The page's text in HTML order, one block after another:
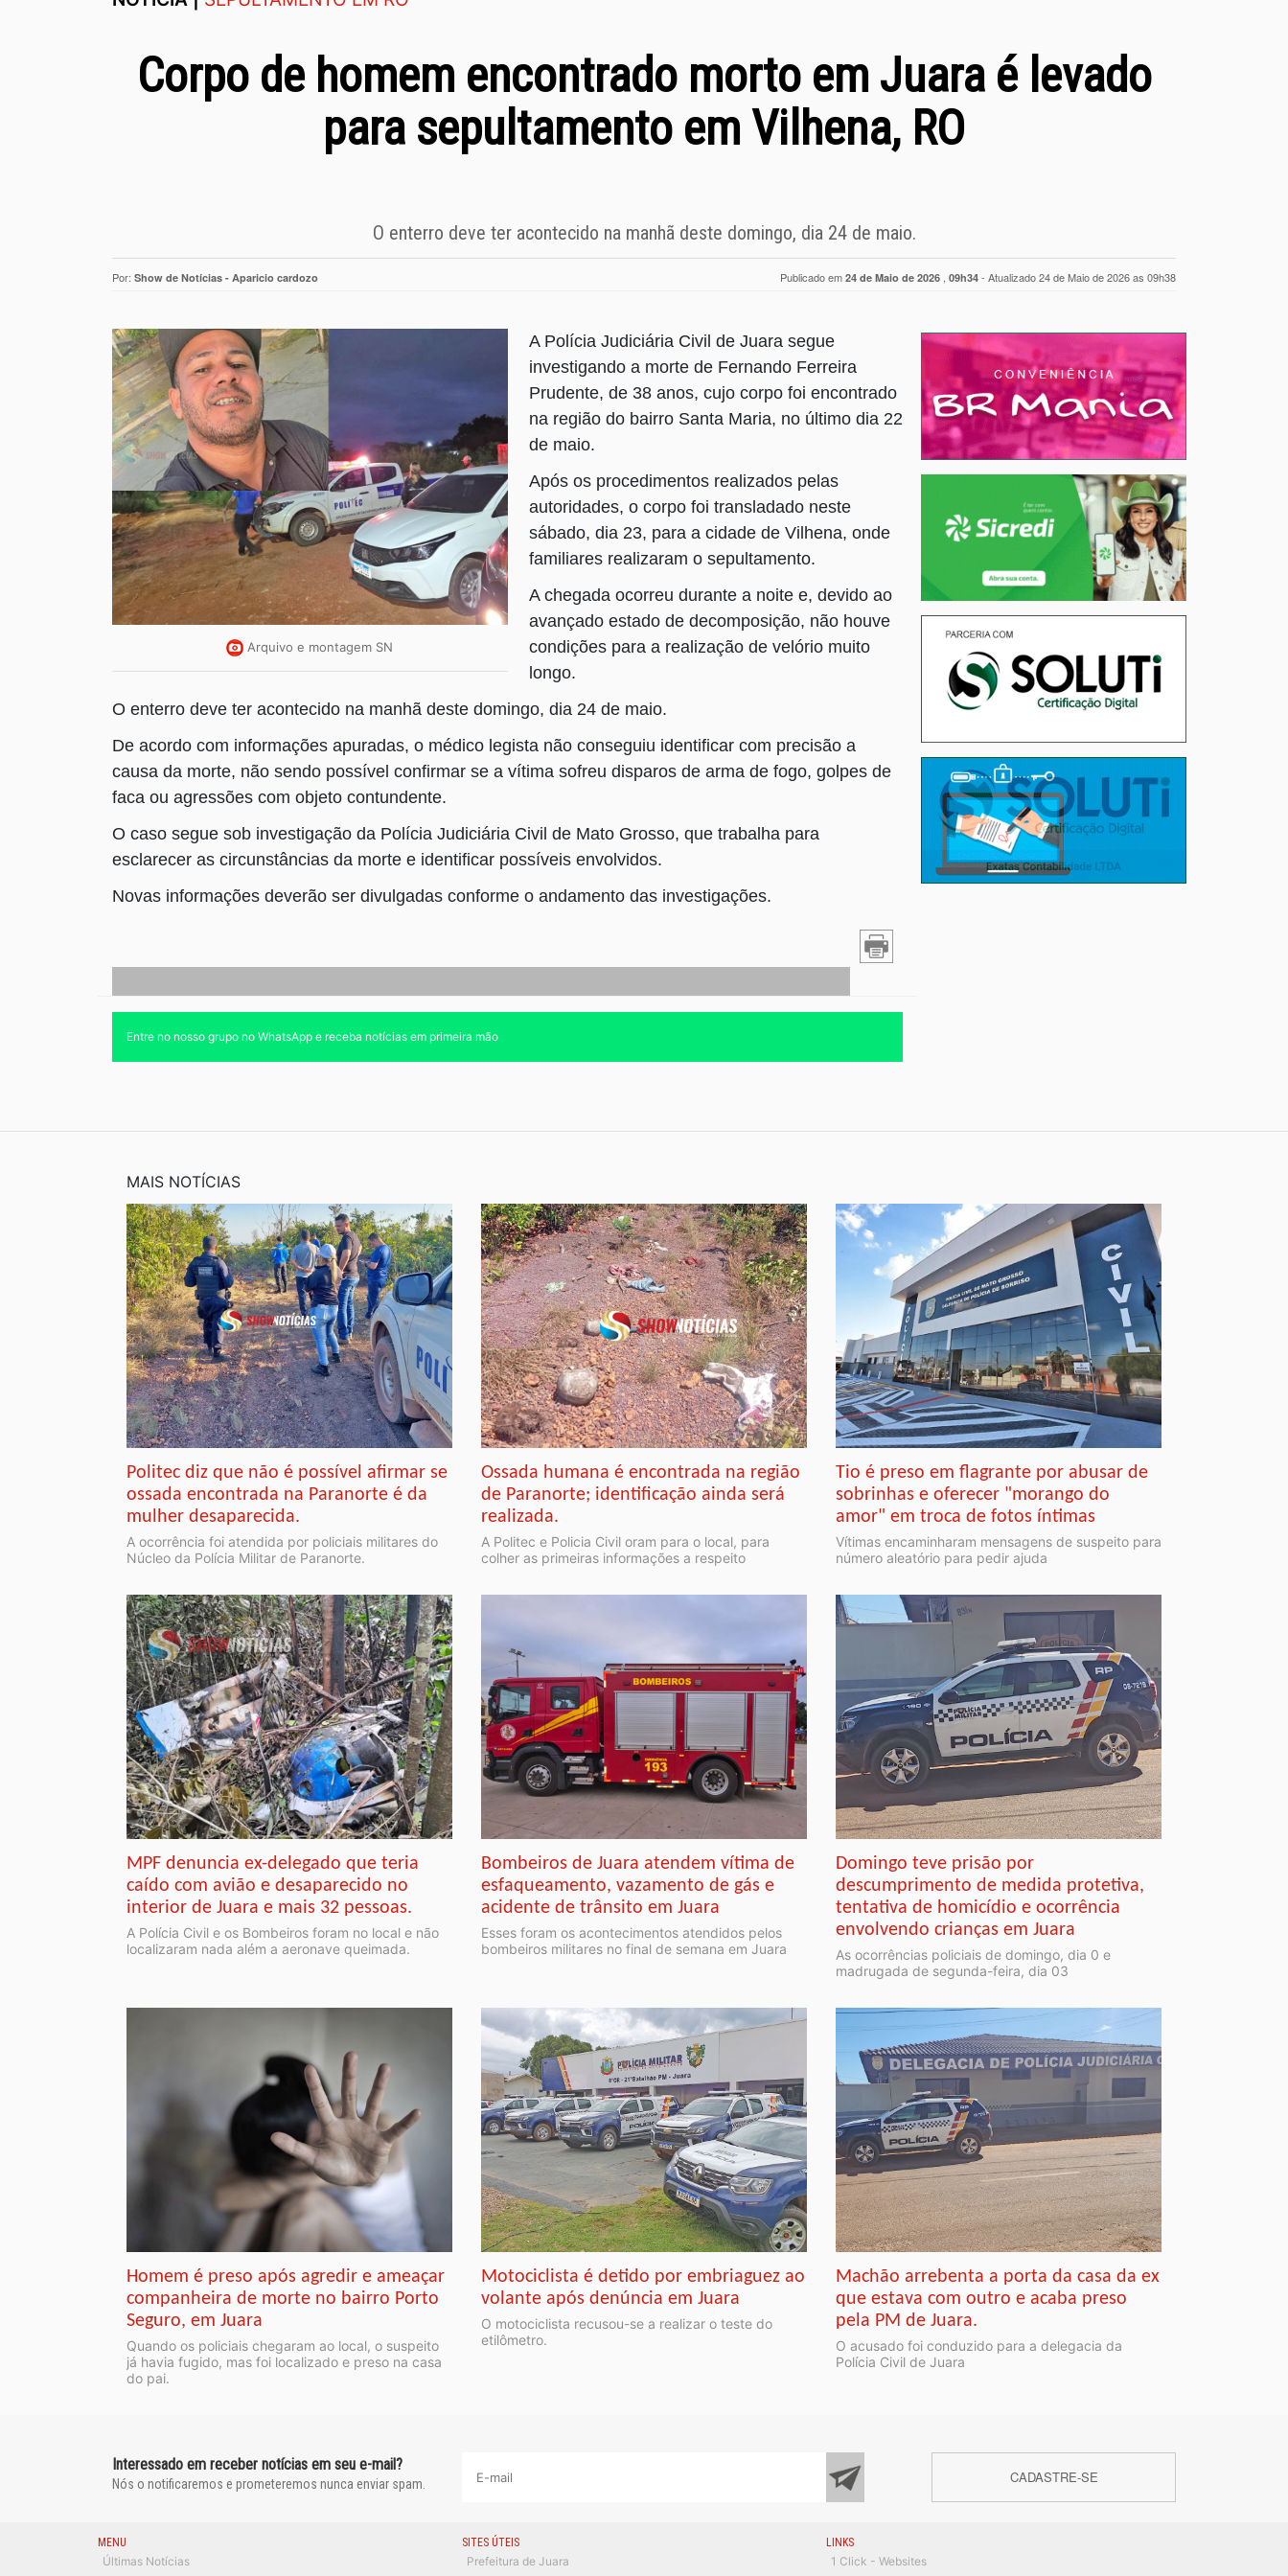
Corpo de homem encontrado morto em Juara é levado
para sepultamento em Vilhena, RO
O enterro deve ter acontecido na manhã deste domingo, dia 24 de maio.
Por: Show de Notícias - Aparicio cardozo Publicado em 24 de Maio de 2026 09h34 - Atualizado 24 de Maio de 2026 as 09h38
Arquivo e montagem SN
A Polícia Judiciária Civil de Juara segue
investigando a morte de Fernando Ferreira
Prudente, de 38 anos, cujo corpo foi encontrado
na região do bairro Santa Maria, no último dia 22
de maio.
Após os procedimentos realizados pelas
autoridades, o corpo foi transladado neste
sábado, dia 23, para a cidade de Vilhena, onde
familiares realizaram o sepultamento.
A chegada ocorreu durante a noite e, devido ao
avançado estado de decomposição, não houve
condições para a realização de velório muito
longo.
O enterro deve ter acontecido na manhã deste domingo, dia 24 de maio.
De acordo com informações apuradas, o médico legista não conseguiu identificar com precisão a
causa da morte, não sendo possível confirmar se a vítima sofreu disparos de arma de fogo, golpes de
faca ou agressões com objeto contundente.
O caso segue sob investigação da Polícia Judiciária Civil de Mato Grosso, que trabalha para
esclarecer as circunstâncias da morte e identificar possíveis envolvidos.
Novas informações deverão ser divulgadas conforme o andamento das investigações.
Entre no nosso grupo no WhatsApp e receba notícias em primeira mão
MAIS NOTÍCIAS
Politec diz que não é possível afirmar se
ossada encontrada na Paranorte é da
mulher desaparecida.
A ocorrência foi atendida por policiais militares do
Núcleo da Polícia Militar de Paranorte.
Ossada humana é encontrada na região
de Paranorte; identificação ainda será
realizada.
A Politec e Policia Civil oram para o local, para
colher as primeiras informações a respeito
Tio é preso em flagrante por abusar de
sobrinhas e oferecer "morango do
amor" em troca de fotos íntimas
Vítimas encaminharam mensagens de suspeito para
número aleatório para pedir ajuda
MPF denuncia ex-delegado que teria
caído com avião e desaparecido no
interior de Juara e mais 32 pessoas.
A Polícia Civil e os Bombeiros foram no local e não
localizaram nada além a aeronave queimada.
Bombeiros de Juara atendem vítima de
esfaqueamento, vazamento de gás e
acidente de trânsito em Juara
Esses foram os acontecimentos atendidos pelos
bombeiros militares no final de semana em Juara
Domingo teve prisão por
descumprimento de medida protetiva,
tentativa de homicídio e ocorrência
envolvendo crianças em Juara
As ocorrências policiais de domingo, dia 0 e
madrugada de segunda-feira, dia 03
Homem é preso após agredir e ameaçar
companheira de morte no bairro Porto
Seguro, em Juara
Quando os policiais chegaram ao local, o suspeito
já havia fugido, mas foi localizado e preso na casa
do pai.
Motociclista é detido por embriaguez ao
volante após denúncia em Juara
O motociclista recusou-se a realizar o teste do
etilômetro.
Machão arrebenta a porta da casa da ex
que estava com outro e acaba preso
pela PM de Juara.
O acusado foi conduzido para a delegacia da
Polícia Civil de Juara
Interessado em receber notícias em seu e-mail?
Nós o notificaremos e prometeremos nunca enviar spam. CADASTRE-SE
MENU
Últimas Notícias
SITES ÚTEIS
Prefeitura de Juara
LINKS
1 Click - Websites